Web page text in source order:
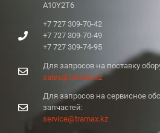
A10Y2T6
+7 727 309-70-42
+7 727 309-70-49
+7 727 309-74-95
Для запросов на поставку
sales@tramax.kz
Для запросов на сервисное
запчастей:
service@tramax.kz